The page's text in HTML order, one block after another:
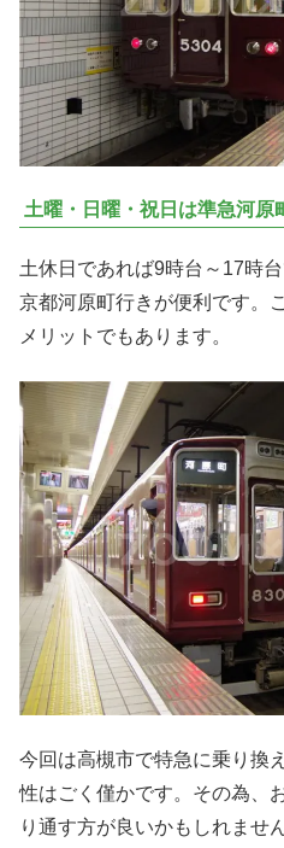
土曜・日曜・祝日は準急河原
土休日であれば9時台～17時
京都河原町行きが便利です。
メリットでもあります。
今回は高槻市で特急に乗り換
性はごく僅かです。その為、
り通す方が良いかもしれませ